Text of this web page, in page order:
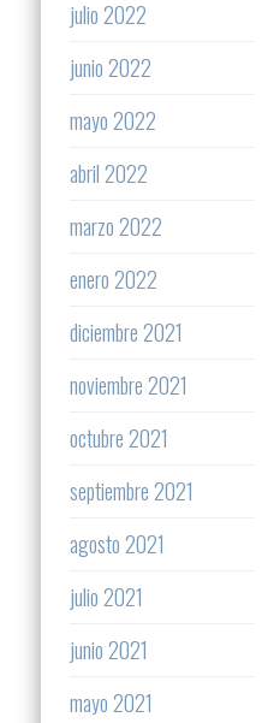
julio 2022
junio 2022
mayo 2022
abril 2022
marzo 2022
enero 2022
diciembre 2021
noviembre 2021
octubre 2021
septiembre 2021
agosto 2021
julio 2021
junio 2021
mayo 2021